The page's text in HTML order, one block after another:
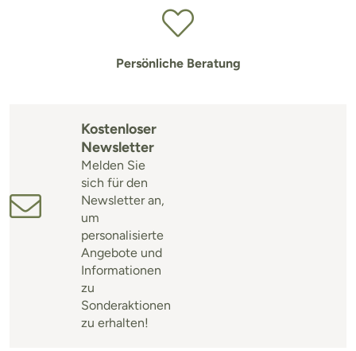
Persönliche Beratung
Kostenloser
Newsletter
Melden Sie
sich für den
Newsletter an,
um
personalisierte
Angebote und
Informationen
zu
Sonderaktionen
zu erhalten!